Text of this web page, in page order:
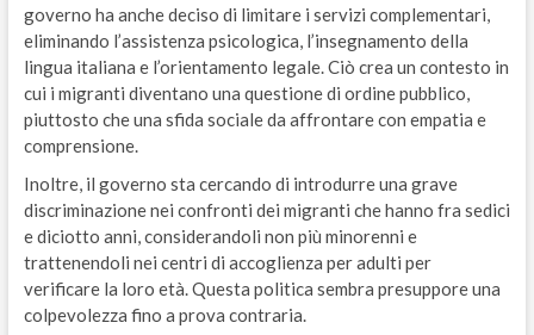
governo ha anche deciso di limitare i servizi complementari,
eliminando l’assistenza psicologica, l’insegnamento della
lingua italiana e l’orientamento legale. Ciò crea un contesto in
cui i migranti diventano una questione di ordine pubblico,
piuttosto che una sfida sociale da affrontare con empatia e
comprensione.
Inoltre, il governo sta cercando di introdurre una grave
discriminazione nei confronti dei migranti che hanno fra sedici
e diciotto anni, considerandoli non più minorenni e
trattenendoli nei centri di accoglienza per adulti per
verificare la loro età. Questa politica sembra presuppore una
colpevolezza fino a prova contraria.